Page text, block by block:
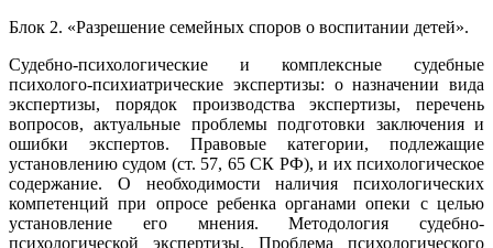
Блок 2. «Разрешение семейных споров о воспитании детей».
Судебно-психологические и комплексные судебные
психолого-психиатрические экспертизы: о назначении вида
экспертизы, порядок производства экспертизы, перечень
вопросов, актуальные проблемы подготовки заключения и
ошибки экспертов. Правовые категории, подлежащие
установлению судом (ст. 57, 65 СК РФ), и их психологическое
содержание. О необходимости наличия психологических
компетенций при опросе ребенка органами опеки с целью
установление его мнения. Методология судебно-
психологической экспертизы. Проблема психологического